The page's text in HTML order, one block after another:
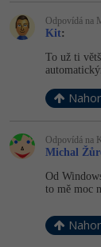
Odpovídá na
Kit:
To už ti
Odpovídá na
Michal
Od
to mě moc